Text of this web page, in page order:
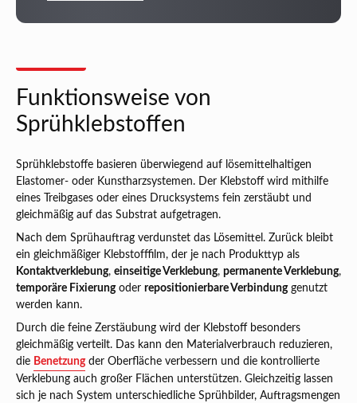
Funktionsweise von
Sprühklebstoffen
Sprühklebstoffe basieren überwiegend auf lösemittelhaltigen
Elastomer- oder Kunstharzsystemen. Der Klebstoff wird mithilfe
eines Treibgases oder eines Drucksystems fein zerstäubt und
gleichmäßig auf das Substrat aufgetragen.
Nach dem Sprühauftrag verdunstet das Lösemittel. Zurück bleibt
ein gleichmäßiger Klebstofffilm, der je nach Produkttyp als
Kontaktverklebung, einseitige Verklebung, permanente Verklebung,
temporäre Fixierungoder repositionierbare Verbindunggenutzt
werden kann.
Durch die feine Zerstäubung wird der Klebstoff besonders
gleichmäßig verteilt. Das kann den Materialverbrauch reduzieren,
die Benetzungder Oberfläche verbessern und die kontrollierte
Verklebung auch großer Flächen unterstützen. Gleichzeitig lassen
sich je nach System unterschiedliche Sprühbilder, Auftragsmengen